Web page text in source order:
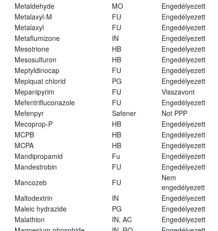
Metaldehyde
MO
Engedélyezett
Metalaxyl-M
FU
Engedélyezett
Metalaxyl
FU
Engedélyezett
Metaflumizone
IN
Engedélyezett
Mesotrione
HB
Engedélyezett
Mesosulfuron
HB
Engedélyezett
Meptyldinocap
FU
Engedélyezett
Mepiquat chlorid
PG
Engedélyezett
Mepanipyrim
FU
Visszavont
Mefentrifluconazole
FU
Engedélyezett
Mefenpyr
Safener
Not PPP
Mecoprop-P
HB
Engedélyezett
MCPB
HB
Engedélyezett
MCPA
HB
Engedélyezett
Mandipropamid
Fu
Engedélyezett
Mandestrobin
FU
Engedélyezett
Mancozeb
FU
Nem
engedélyezett
Maltodextrin
IN
Engedélyezett
Maleic hydrazide
PG
Engedélyezett
Malathion
IN, AC
Engedélyezett